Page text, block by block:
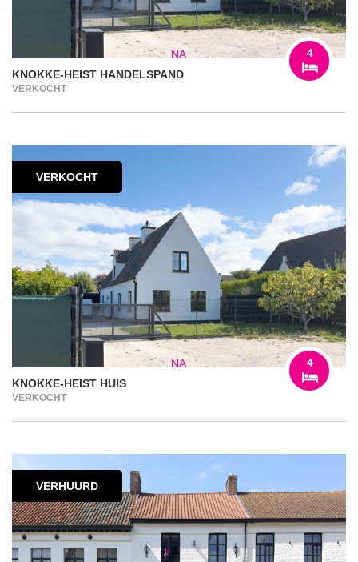
KNOKKE-HEIST HANDELSPAND
VERKOCHT
4
VERKOCHT
KNOKKE-HEIST HUIS
VERKOCHT
4
VERHUURD